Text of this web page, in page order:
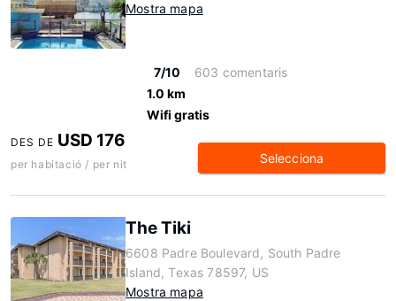
Mostra mapa
7/10
603 comentaris
1.0 km
Wifi gratis
DES DE USD 176
per habitació / per nit Selecciona
The Tiki
6608 Padre Boulevard, South Padre
Island, Texas 78597, US
Mostra mapa